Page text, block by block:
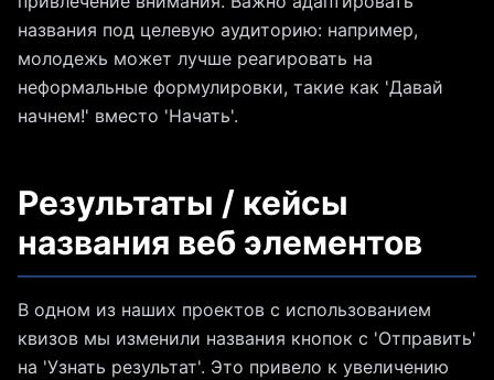
названия под целевую аудиторию: например,
молодежь может лучше реагировать на
неформальные формулировки, такие как 'Давай
начнем!' вместо 'Начать'.
Результаты / кейсы
названия веб элементов
В одном из наших проектов с использованием
квизов мы изменили названия кнопок с 'Отправить'
на 'Узнать результат'. Это привело к увеличению